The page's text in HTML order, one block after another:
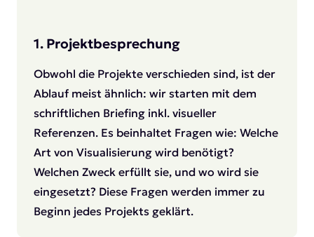
1. Projektbesprechung
Obwohl die Projekte verschieden sind, ist der
Ablauf meist ähnlich: wir starten mit dem
schriftlichen Briefing inkl. visueller
Referenzen. Es beinhaltet Fragen wie: Welche
Art von Visualisierung wird benötigt?
Welchen Zweck erfüllt sie, und wo wird sie
eingesetzt? Diese Fragen werden immer zu
Beginn jedes Projekts geklärt.